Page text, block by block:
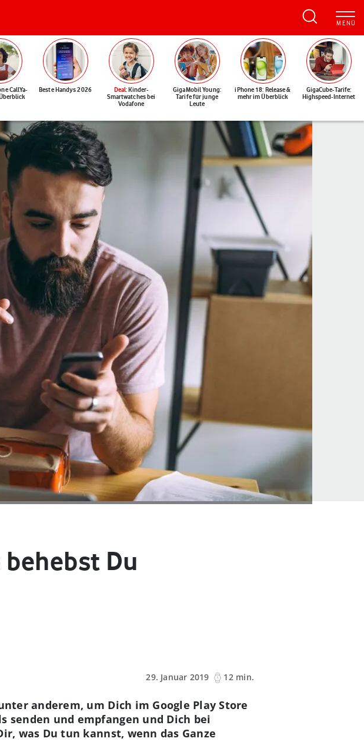
CallYa-
Beste Handys 2026 Deal: Kinder-
Smartwatches bei
Vodafone
GigaMobil Young:
Tarife für junge
Leute
iPhone 18: Release &
mehr im Überblick
GigaCube-Tarife:
Highspeed-Internet
Du
29. Januar 2019
12 min.
anderem, um Dich im Google Play Store
senden und empfangen und Dich bei
was Du tun kannst, wenn das Ganze